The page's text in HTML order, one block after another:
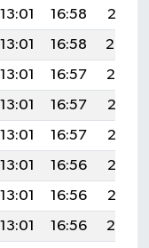
13:01 16:58
20:21
13:01 16:58
20:20
13:01 16:57
20:19
13:01 16:57
20:18
13:01 16:57
20:17
13:01 16:56
20:16
13:01 16:56
20:15
13:01 16:56
20:14